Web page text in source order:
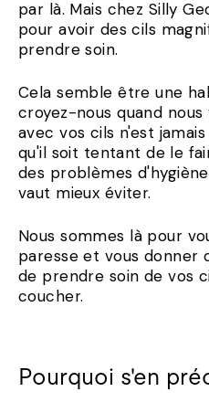
par là. Mais chez Silly
pour avoir des cils
prendre soin.
Cela semble être une
croyez-nous quand
avec vos cils n'est
qu'il soit tentant de le
des problèmes
vaut mieux éviter.
Nous sommes là pour
paresse et vous donner
de prendre soin de vos
coucher.
Pourquoi s'en